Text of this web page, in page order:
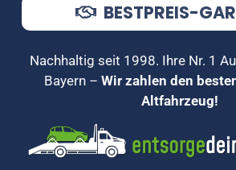
BESTPREIS-
Nachhaltig seit 1998. Ihre Nr. 1
Bayern – Wir zahlen den
Altfahrzeug!